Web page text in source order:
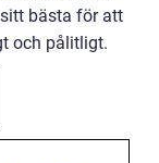
bästa för att
och pålitligt.